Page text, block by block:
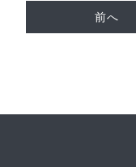
前へ